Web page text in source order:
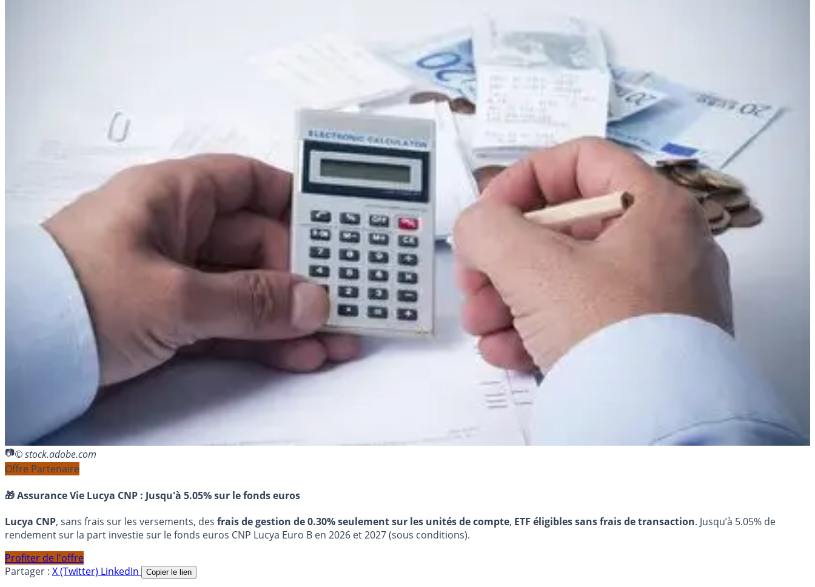
© stock.adobe.com
Offre Partenaire
🎁 Assurance Vie Lucya CNP : Jusqu'à 5.05% sur le fonds euros
Lucya CNP, sans frais sur les versements, des frais de gestion de 0.30% seulement sur les unités de compte, ETF éligibles sans frais de transaction. Jusqu’à 5.05% de
rendement sur la part investie sur le fonds euros CNP Lucya Euro B en 2026 et 2027 (sous conditions).
Profiter de l'offre
Partager : X (Twitter) LinkedIn Copier le lien